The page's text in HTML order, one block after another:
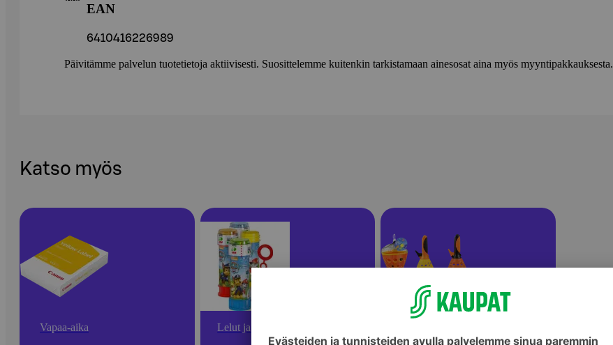
EAN
6410416226989
Päivitämme palvelun tuotetietoja aktiivisesti. Suosittelemme kuitenkin tarkistamaan ainesosat aina myös myyntipakkauksesta.
Katso myös
Vapaa-aika Lelut ja pelit